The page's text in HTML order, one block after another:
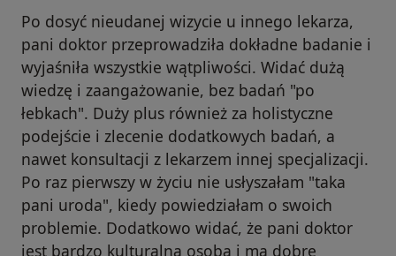
Po dosyć nieudanej wizycie u innego lekarza,
pani doktor przeprowadziła dokładne badanie i
wyjaśniła wszystkie wątpliwości. Widać dużą
wiedzę i zaangażowanie, bez badań "po
łebkach". Duży plus również za holistyczne
podejście i zlecenie dodatkowych badań, a
nawet konsultacji z lekarzem innej specjalizacji.
Po raz pierwszy w życiu nie usłyszałam "taka
pani uroda", kiedy powiedziałam o swoich
problemie. Dodatkowo widać, że pani doktor
jest bardzo kulturalną osobą i ma dobre